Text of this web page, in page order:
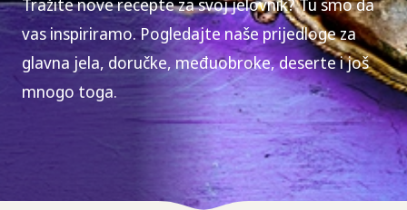
Tražite nove recepte za svoj jelovnik? Tu smo da
vas inspiriramo. Pogledajte naše prijedloge za
glavna jela, doručke, međuobroke, deserte i još
mnogo toga.